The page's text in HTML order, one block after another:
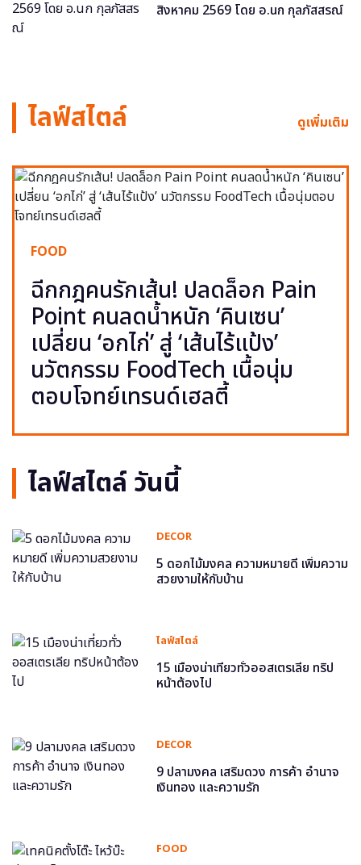
สิงหาคม 2569 โดย อ.นก กุลภัสสรณ์
ไลฟ์สไตล์ ดูเพิ่มเติม
FOOD
ฉีกกฎคนรักเส้น! ปลดล็อก Pain
Point คนลดน้ำหนัก ‘คินเซน’
เปลี่ยน ‘อกไก่’ สู่ ‘เส้นไร้แป้ง’
นวัตกรรม FoodTech เนื้อนุ่ม
ตอบโจทย์เทรนด์เฮลตี้
ไลฟ์สไตล์ วันนี้
DECOR
5 ดอกไม้มงคล ความหมายดี เพิ่มความ
สวยงามให้กับบ้าน
ไลฟ์สไตล์
15 เมืองน่าเที่ยวทั่วออสเตรเลีย ทริป
หน้าต้องไป
DECOR
9 ปลามงคล เสริมดวง การค้า อำนาจ
เงินทอง และความรัก
FOOD